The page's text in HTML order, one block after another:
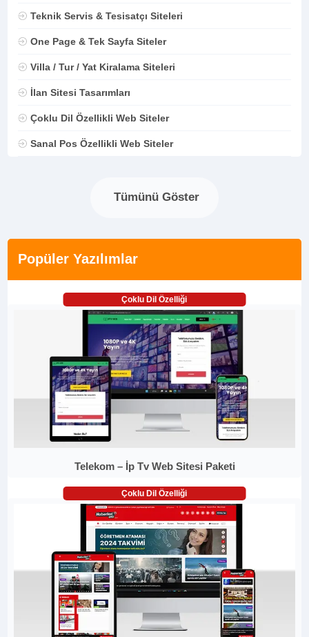
Teknik Servis & Tesisatçı Siteleri
One Page & Tek Sayfa Siteler
Villa / Tur / Yat Kiralama Siteleri
İlan Sitesi Tasarımları
Çoklu Dil Özellikli Web Siteler
Sanal Pos Özellikli Web Siteler
Tümünü Göster
Popüler Yazılımlar
Çoklu Dil Özelliği
Telekom – İp Tv Web Sitesi Paketi
Çoklu Dil Özelliği